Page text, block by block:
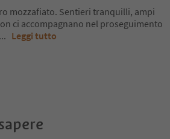
mozzafiato. Sentieri tranquilli, ampi
ci accompagnano nel proseguimento
... Leggi tutto